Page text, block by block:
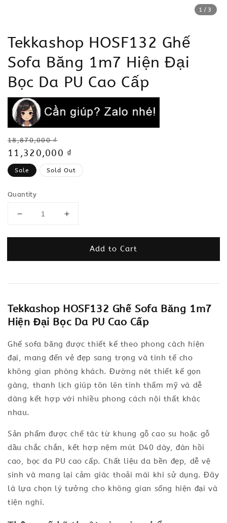
1 /3
Tekkashop HOSF132 Ghế
Sofa Băng 1m7 Hiện Đại
Bọc Da PU Cao Cấp
Regular
price
18,870,000 ₫
Sale
price
11,320,000 ₫
Sale Sold Out
Quantity
Add to Cart
Tekkashop HOSF132 Ghế Sofa Băng 1m7
Hiện Đại Bọc Da PU Cao Cấp
Ghế sofa băng được thiết kế theo phong cách hiện
đại, mang đến vẻ đẹp sang trọng và tinh tế cho
không gian phòng khách. Đường nét thiết kế gọn
gàng, thanh lịch giúp tôn lên tính thẩm mỹ và dễ
dàng kết hợp với nhiều phong cách nội thất khác
nhau.
Sản phẩm được chế tác từ khung gỗ cao su hoặc gỗ
dầu chắc chắn, kết hợp nệm mút D40 dày, đàn hồi
cao, bọc da PU cao cấp. Chất liệu da bền đẹp, dễ vệ
sinh và mang lại cảm giác thoải mái khi sử dụng. Đây
là lựa chọn lý tưởng cho không gian sống hiện đại và
tiện nghi.